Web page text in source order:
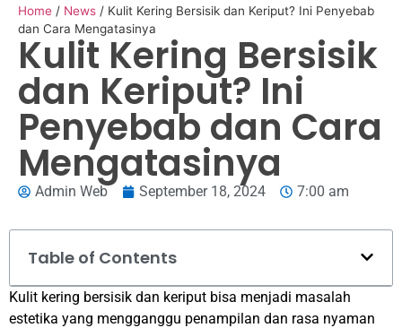
Home / News / Kulit Kering Bersisik dan Keriput? Ini Penyebab
dan Cara Mengatasinya
Kulit Kering Bersisik
dan Keriput? Ini
Penyebab dan Cara
Mengatasinya
Admin Web September 18, 2024 7:00 am
Table of Contents
Kulit kering bersisik dan keriput bisa menjadi masalah
estetika yang mengganggu penampilan dan rasa nyaman